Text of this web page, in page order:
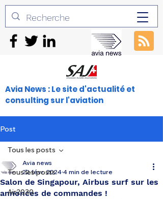
Avia News : Le site d'actualité et
consulting sur l'aviation
Post
Tous les posts
Air2030
Tous les posts
Salon de Singapour, Airbus surf sur les
annonces de commandes !
Avia news
22 févr. 2024 4 min de lecture